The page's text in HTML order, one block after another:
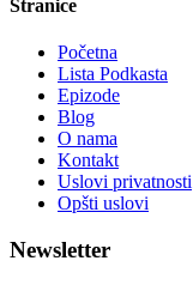
Stranice
Početna
Lista Podkasta
Epizode
Blog
O nama
Kontakt
Uslovi privatnosti
Opšti uslovi
Newsletter